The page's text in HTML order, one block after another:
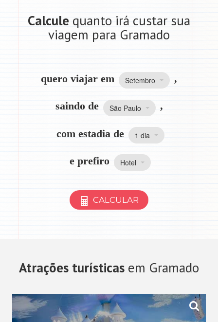
Calcule quanto irá custar sua
viagem para Gramado
quero viajar em Setembro ,
saindo de São Paulo ,
com estadia de 1 dia
e prefiro Hotel
CALCULAR
Atrações turísticas em Gramado